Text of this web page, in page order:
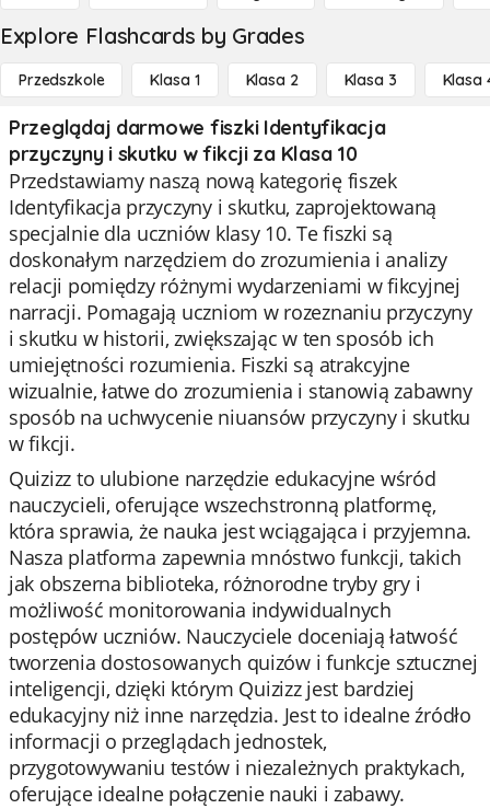
Explore Flashcards by Grades
Przedszkole Klasa 1 Klasa 2 Klasa 3 Klasa
Przeglądaj darmowe fiszki Identyfikacja
przyczyny i skutku w fikcji za Klasa 10
Przedstawiamy naszą nową kategorię fiszek
Identyfikacja przyczyny i skutku, zaprojektowaną
specjalnie dla uczniów klasy 10. Te fiszki są
doskonałym narzędziem do zrozumienia i analizy
relacji pomiędzy różnymi wydarzeniami w fikcyjnej
narracji. Pomagają uczniom w rozeznaniu przyczyny
i skutku w historii, zwiększając w ten sposób ich
umiejętności rozumienia. Fiszki są atrakcyjne
wizualnie, łatwe do zrozumienia i stanowią zabawny
sposób na uchwycenie niuansów przyczyny i skutku
w fikcji.
Quizizz to ulubione narzędzie edukacyjne wśród
nauczycieli, oferujące wszechstronną platformę,
która sprawia, że nauka jest wciągająca i przyjemna.
Nasza platforma zapewnia mnóstwo funkcji, takich
jak obszerna biblioteka, różnorodne tryby gry i
możliwość monitorowania indywidualnych
postępów uczniów. Nauczyciele doceniają łatwość
tworzenia dostosowanych quizów i funkcje sztucznej
inteligencji, dzięki którym Quizizz jest bardziej
edukacyjny niż inne narzędzia. Jest to idealne źródło
informacji o przeglądach jednostek,
przygotowywaniu testów i niezależnych praktykach,
oferujące idealne połączenie nauki i zabawy.